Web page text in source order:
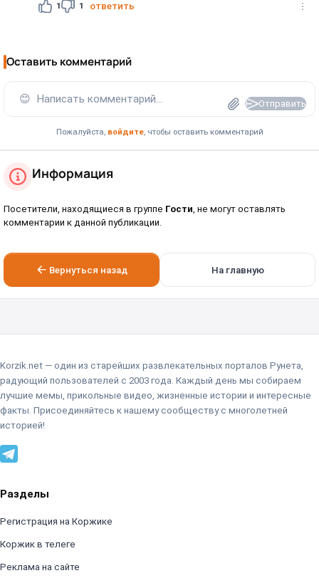
1 1 ответить
Оставить комментарий
😊 Написать комментарий... Отправить
Пожалуйста, войдите, чтобы оставить комментарий
Информация
Посетители, находящиеся в группе Гости, не могут оставлять
комментарии к данной публикации.
Вернуться назад На главную
Korzik.net — один из старейших развлекательных порталов Рунета,
радующий пользователей с 2003 года. Каждый день мы собираем
лучшие мемы, прикольные видео, жизненные истории и интересные
факты. Присоединяйтесь к нашему сообществу с многолетней
историей!
Разделы
Регистрация на Коржике
Коржик в телеге
Реклама на сайте